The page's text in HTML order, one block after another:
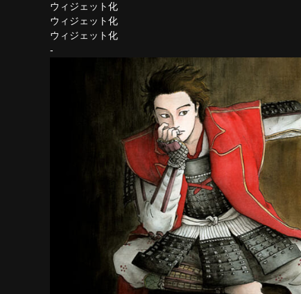
ウィジェット化
ウィジェット化
ウィジェット化
-